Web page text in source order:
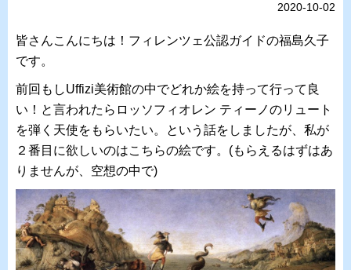
2020-10-02
皆さんこんにちは！フィレンツェ公認ガイドの福島久子
です。
前回もしUffizi美術館の中でどれか絵を持って行って良
い！と言われたらロッソフィオレン ティーノのリュート
を弾く天使をもらいたい。という話をしましたが、私が
２番目に欲しいのはこちらの絵です。(もらえるはずはあ
りませんが、空想の中で)